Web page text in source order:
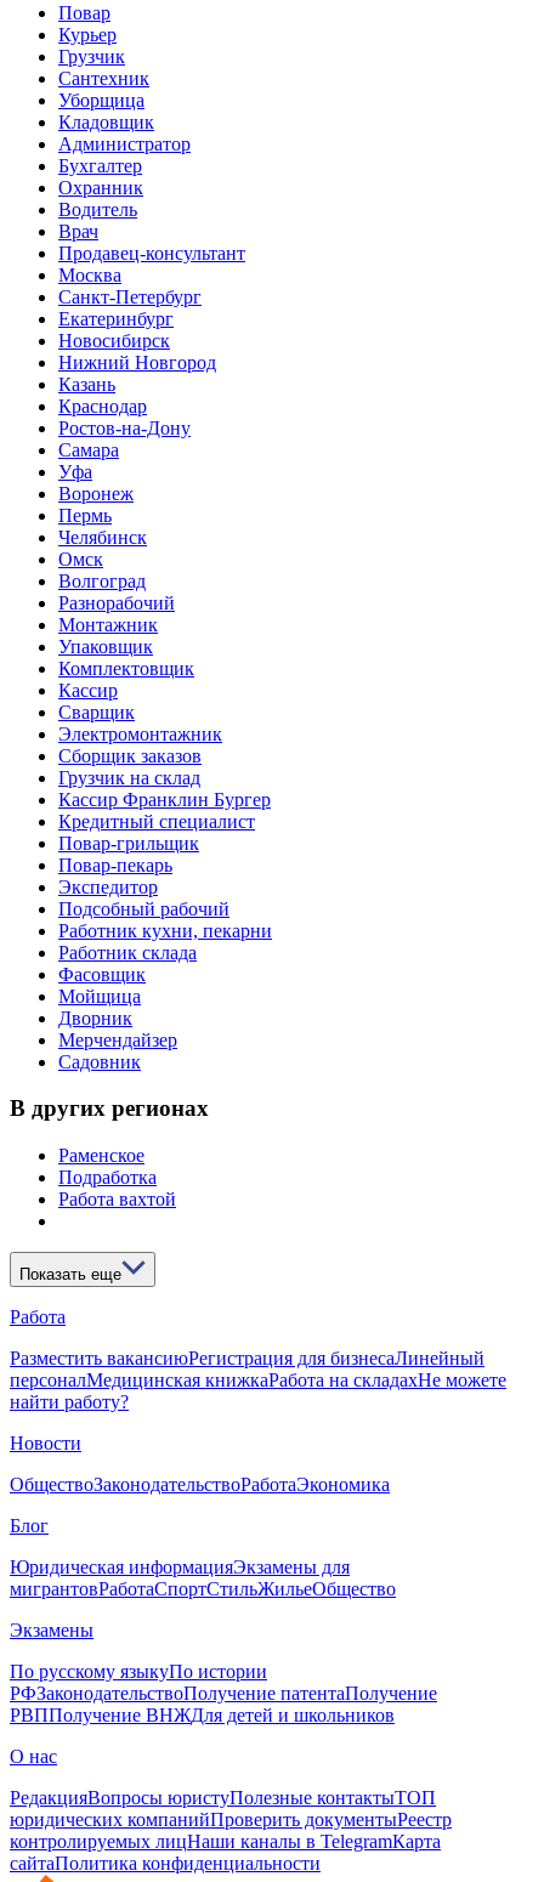
Повар
Курьер
Грузчик
Сантехник
Уборщица
Кладовщик
Администратор
Бухгалтер
Охранник
Водитель
Врач
Продавец-консультант
Москва
Санкт-Петербург
Екатеринбург
Новосибирск
Нижний Новгород
Казань
Краснодар
Ростов-на-Дону
Самара
Уфа
Воронеж
Пермь
Челябинск
Омск
Волгоград
Разнорабочий
Монтажник
Упаковщик
Комплектовщик
Кассир
Сварщик
Электромонтажник
Сборщик заказов
Грузчик на склад
Кассир Франклин Бургер
Кредитный специалист
Повар-грильщик
Повар-пекарь
Экспедитор
Подсобный рабочий
Работник кухни, пекарни
Работник склада
Фасовщик
Мойщица
Дворник
Мерчендайзер
Садовник
В других регионах
Раменское
Подработка
Работа вахтой
Показать еще
Работа
Разместить вакансиюРегистрация для бизнесаЛинейный
персоналМедицинская книжкаРабота на складахНе можете
найти работу?
Новости
ОбществоЗаконодательствоРаботаЭкономика
Блог
Юридическая информацияЭкзамены для
мигрантовРаботаСпортСтильЖильеОбщество
Экзамены
По русскому языкуПо истории
РФЗаконодательствоПолучение патентаПолучение
РВППолучение ВНЖДля детей и школьников
О нас
РедакцияВопросы юристуПолезные контактыТОП
юридических компанийПроверить документыРеестр
контролируемых лицНаши каналы в TelegramКарта
сайтаПолитика конфиденциальности